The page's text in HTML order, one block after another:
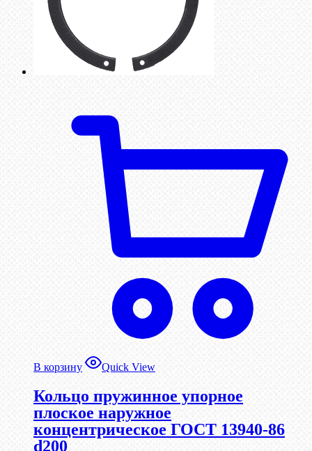
В корзину Quick View
Кольцо пружинное упорное
плоское наружное
концентрическое ГОСТ 13940-86
d200